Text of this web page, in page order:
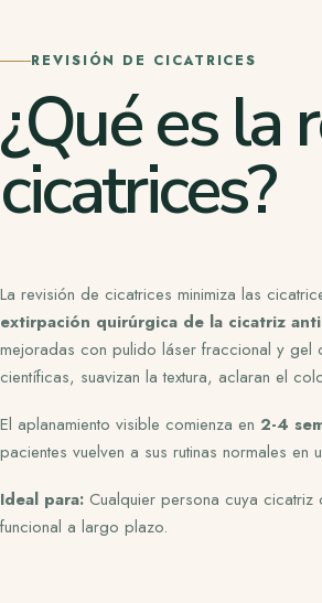
REVISIÓN DE CICATRICES
¿Qué es la
cicatrices?
La revisión de cicatrices minimiza las
extirpación quirúrgica de la cicatriz
mejoradas con pulido láser fraccional y gel
científicas, suavizan la textura, aclaran el
El aplanamiento visible comienza en 2-4
pacientes vuelven a sus rutinas normales en
Ideal para: Cualquier persona cuya
funcional a largo plazo.